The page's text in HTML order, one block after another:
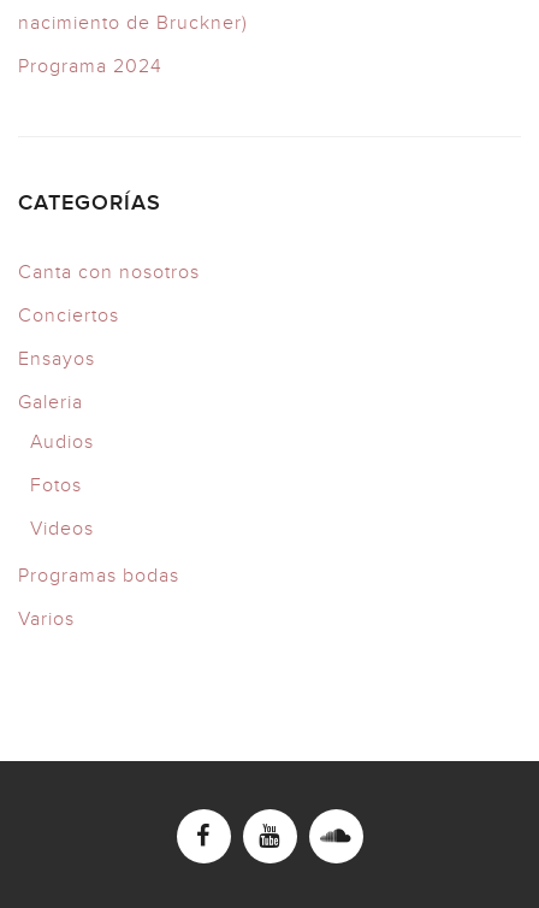
nacimiento de Bruckner)
Programa 2024
CATEGORÍAS
Canta con nosotros
Conciertos
Ensayos
Galeria
Audios
Fotos
Videos
Programas bodas
Varios